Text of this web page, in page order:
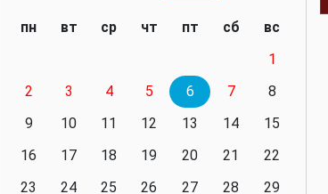
нейтралитета больше не будет
11 Март 16:36
Политика
президенту приходится все
делать самому
пн вт ср чт пт сб
вс
1
2
3 4 5 6 7
8
9
10 11 12 13 14
15
16
17 18 19 20 21
22
23
24 25 26 27 28
29